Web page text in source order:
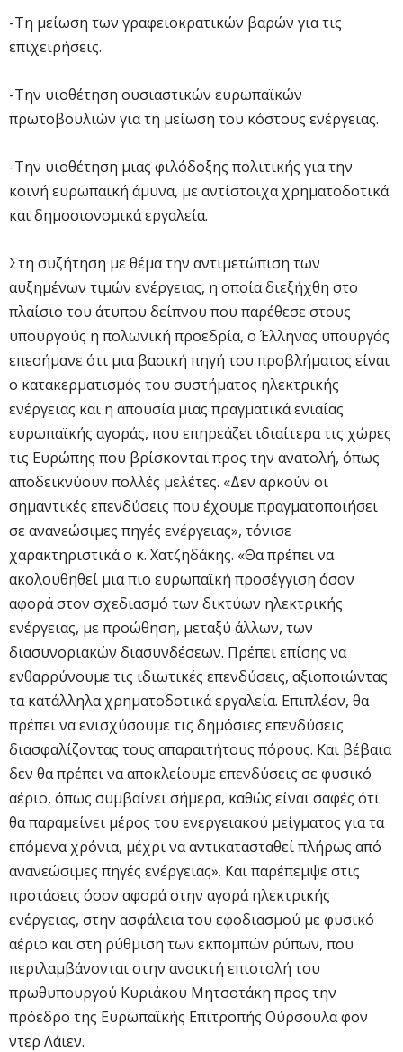
-Τη μείωση των γραφειοκρατικών βαρών για τις
επιχειρήσεις.
-Την υιοθέτηση ουσιαστικών ευρωπαϊκών
πρωτοβουλιών για τη μείωση του κόστους ενέργειας.
-Την υιοθέτηση μιας φιλόδοξης πολιτικής για την
κοινή ευρωπαϊκή άμυνα, με αντίστοιχα χρηματοδοτικά
και δημοσιονομικά εργαλεία.
Στη συζήτηση με θέμα την αντιμετώπιση των
αυξημένων τιμών ενέργειας, η οποία διεξήχθη στο
πλαίσιο του άτυπου δείπνου που παρέθεσε στους
υπουργούς η πολωνική προεδρία, ο Έλληνας υπουργός
επεσήμανε ότι μια βασική πηγή του προβλήματος είναι
ο κατακερματισμός του συστήματος ηλεκτρικής
ενέργειας και η απουσία μιας πραγματικά ενιαίας
ευρωπαϊκής αγοράς, που επηρεάζει ιδιαίτερα τις χώρες
τις Ευρώπης που βρίσκονται προς την ανατολή, όπως
αποδεικνύουν πολλές μελέτες. «Δεν αρκούν οι
σημαντικές επενδύσεις που έχουμε πραγματοποιήσει
σε ανανεώσιμες πηγές ενέργειας», τόνισε
χαρακτηριστικά ο κ. Χατζηδάκης. «Θα πρέπει να
ακολουθηθεί μια πιο ευρωπαϊκή προσέγγιση όσον
αφορά στον σχεδιασμό των δικτύων ηλεκτρικής
ενέργειας, με προώθηση, μεταξύ άλλων, των
διασυνοριακών διασυνδέσεων. Πρέπει επίσης να
ενθαρρύνουμε τις ιδιωτικές επενδύσεις, αξιοποιώντας
τα κατάλληλα χρηματοδοτικά εργαλεία. Επιπλέον, θα
πρέπει να ενισχύσουμε τις δημόσιες επενδύσεις
διασφαλίζοντας τους απαραιτήτους πόρους. Και βέβαια
δεν θα πρέπει να αποκλείουμε επενδύσεις σε φυσικό
αέριο, όπως συμβαίνει σήμερα, καθώς είναι σαφές ότι
θα παραμείνει μέρος του ενεργειακού μείγματος για τα
επόμενα χρόνια, μέχρι να αντικατασταθεί πλήρως από
ανανεώσιμες πηγές ενέργειας». Και παρέπεμψε στις
προτάσεις όσον αφορά στην αγορά ηλεκτρικής
ενέργειας, στην ασφάλεια του εφοδιασμού με φυσικό
αέριο και στη ρύθμιση των εκπομπών ρύπων, που
περιλαμβάνονται στην ανοικτή επιστολή του
πρωθυπουργού Κυριάκου Μητσοτάκη προς την
πρόεδρο της Ευρωπαϊκής Επιτροπής Ούρσουλα φον
ντερ Λάιεν.